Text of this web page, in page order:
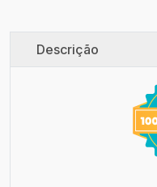
Descrição